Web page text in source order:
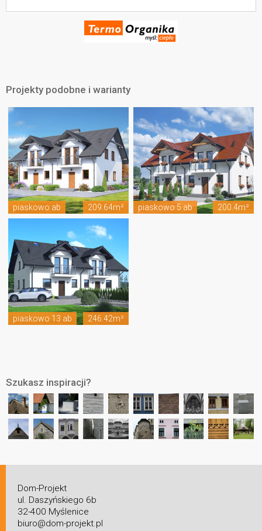
Projekty podobne i warianty
piaskowo ab 209.64m² piaskowo 5 ab 200.4m²
piaskowo 13 ab 246.42m²
Szukasz inspiracji?
Dom-Projekt
ul. Daszyńskiego 6b
32-400 Myślenice
biuro@dom-projekt.pl